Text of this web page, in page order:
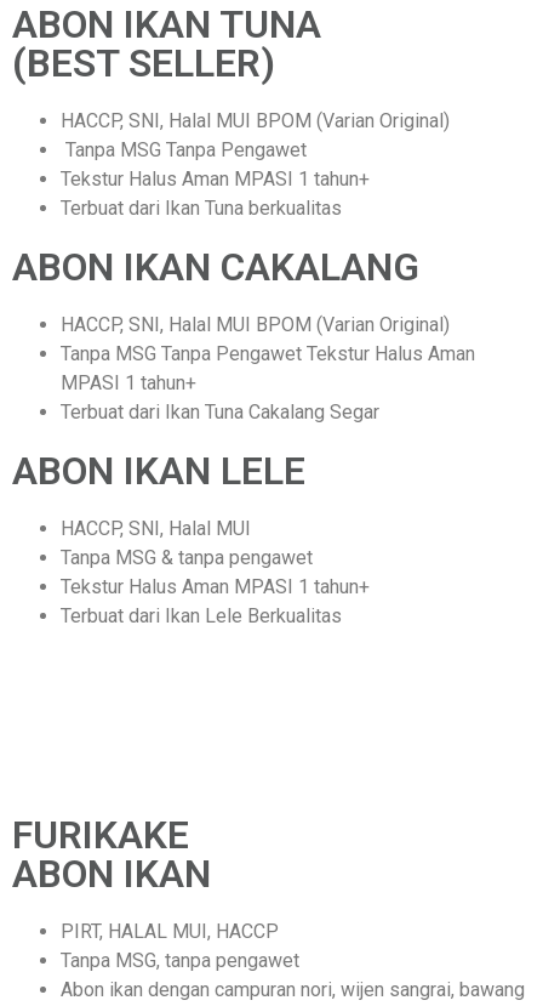
ABON IKAN TUNA
(BEST SELLER)
HACCP, SNI, Halal MUI BPOM (Varian Original)
Tanpa MSG Tanpa Pengawet
Tekstur Halus Aman MPASI 1 tahun+
Terbuat dari Ikan Tuna berkualitas
ABON IKAN CAKALANG
HACCP, SNI, Halal MUI BPOM (Varian Original)
Tanpa MSG Tanpa Pengawet Tekstur Halus Aman
MPASI 1 tahun+
Terbuat dari Ikan Tuna Cakalang Segar
ABON IKAN LELE
HACCP, SNI, Halal MUI
Tanpa MSG & tanpa pengawet
Tekstur Halus Aman MPASI 1 tahun+
Terbuat dari Ikan Lele Berkualitas
FURIKAKE
ABON IKAN
PIRT, HALAL MUI, HACCP
Tanpa MSG, tanpa pengawet
Abon ikan dengan campuran nori, wijen sangrai, bawang